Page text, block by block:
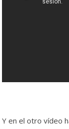
Y en el otro vídeo